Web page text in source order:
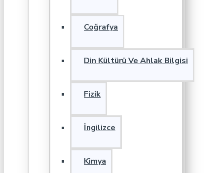
Coğrafya
Din Kültürü Ve Ahlak Bilgisi
Fizik
İngilizce
Kimya